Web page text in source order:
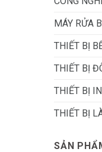
MÁY RỬA
THIẾT BỊ
THIẾT BỊ
THIẾT BỊ
THIẾT BỊ
SẢN